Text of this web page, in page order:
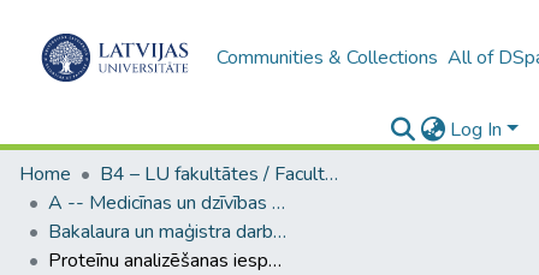
Communities & Collections All of
Log In
Home
B4 – LU fakultātes / Faculties of the UL
A -- Medicīnas un dzīvības zinātņu fakultāte / Faculty of Medicine and Life Sciences
Bakalaura un maģistra darbi (MDZF) / Bachelor's and Master's theses
Proteīnu analizēšanas iespējas izmantojot pašgatavotas nanokolonnas